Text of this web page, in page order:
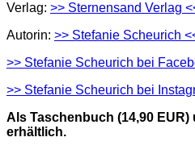
Verlag: >> Sternensand Verlag
Autorin: >> Stefanie Scheurich
>> Stefanie Scheurich bei
>> Stefanie Scheurich bei
Als Taschenbuch (14,90 EUR)
erhältlich.